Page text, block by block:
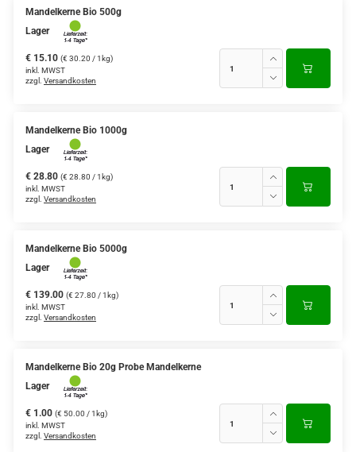
Mandelkerne Bio 500g
Lager
€ 15.10 (€ 30.20 / 1kg)
inkl. MWST
zzgl. Versandkosten
Mandelkerne Bio 1000g
Lager
€ 28.80 (€ 28.80 / 1kg)
inkl. MWST
zzgl. Versandkosten
Mandelkerne Bio 5000g
Lager
€ 139.00 (€ 27.80 / 1kg)
inkl. MWST
zzgl. Versandkosten
Mandelkerne Bio 20g Probe Mandelkerne
Lager
€ 1.00 (€ 50.00 / 1kg)
inkl. MWST
zzgl. Versandkosten